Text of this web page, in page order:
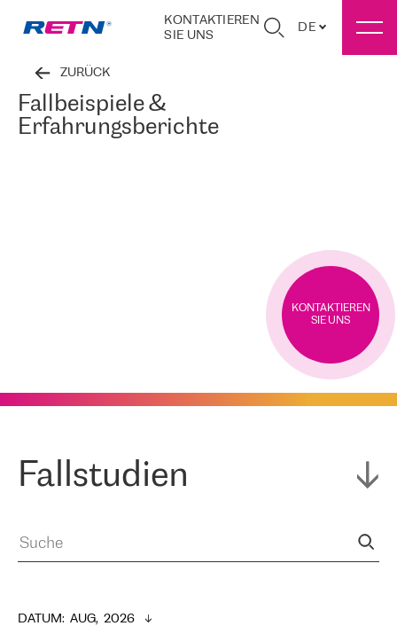
KONTAKTIEREN
SIE UNS
DE
ZURÜCK
Fallbeispiele &
Erfahrungsberichte
KONTAKTIEREN
SIE UNS
Fallstudien
DATUM: AUG,  2026